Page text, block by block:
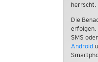
herrscht.
Die
erfolgen.
SMS
Android